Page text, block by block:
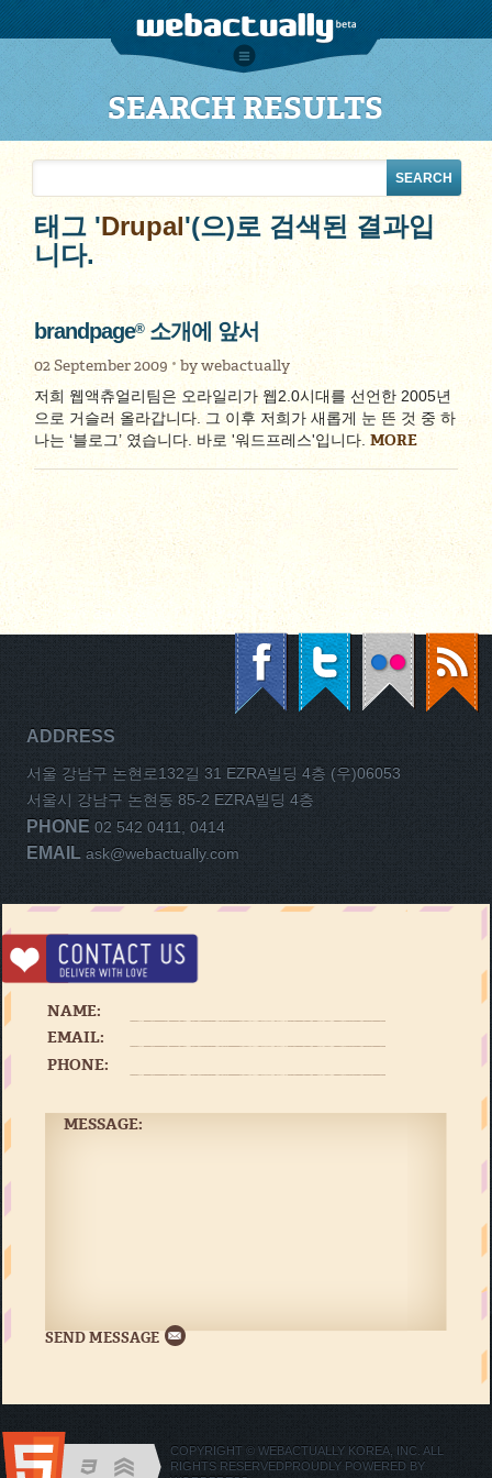
SEARCH RESULTS
태그 'Drupal'(으)로 검색된 결과입
니다.
brandpage®소개에 앞서
02 September 2009 bywebactually
저희 웹액츄얼리팀은 오라일리가 웹2.0시대를 선언한 2005년
으로 거슬러 올라갑니다. 그 이후 저희가 새롭게 눈 뜬 것 중 하
나는 ‘블로그’ 였습니다. 바로 '워드프레스'입니다.MORE
ADDRESS
서울 강남구 논현로132길 31 EZRA빌딩 4층 (우)06053
서울시 강남구 논현동 85-2 EZRA빌딩 4층
PHONE 02 542 0411, 0414
EMAIL ask@webactually.com
NAME:
EMAIL:
PHONE:
MESSAGE:
COPYRIGHT © WEBACTUALLY KOREA, INC. ALL
RIGHTS RESERVEDPROUDLY POWERED BY